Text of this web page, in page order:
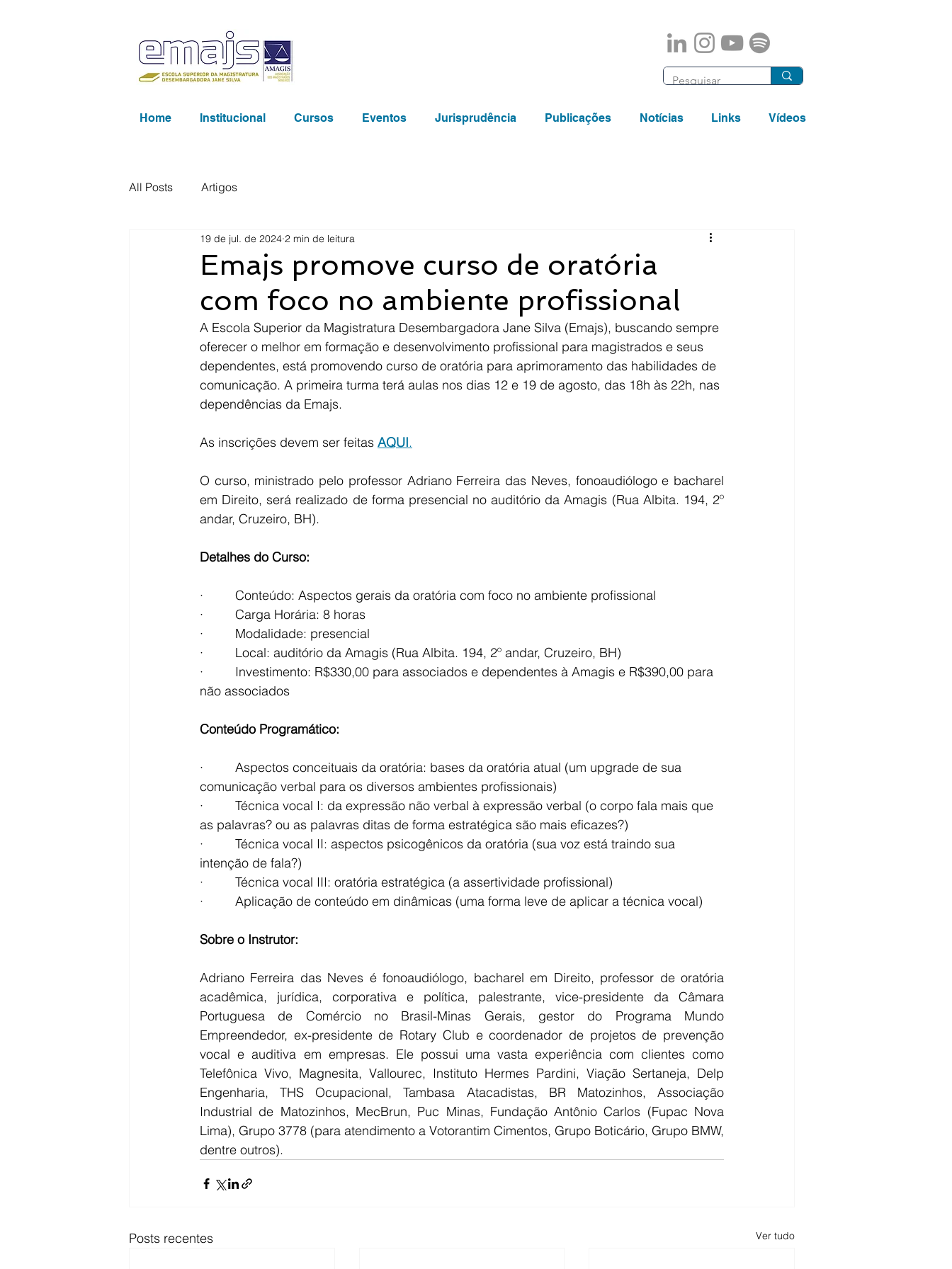
Home Institucional Cursos Eventos Jurisprudência Publicações Notícias Links Vídeos
All Posts Artigos
Emajs promove curso de oratória
com foco no ambiente profissional
19 de jul. de 2024 2 min de leitura
A Escola Superior da Magistratura Desembargadora Jane Silva (Emajs), buscando sempre
oferecer o melhor em formação e desenvolvimento profissional para magistrados e seus
dependentes, está promovendo curso de oratória para aprimoramento das habilidades de
comunicação. A primeira turma terá aulas nos dias 12 e 19 de agosto, das 18h às 22h, nas
dependências da Emajs.
As inscrições devem ser feitas AQUI.
O curso, ministrado pelo professor Adriano Ferreira das Neves, fonoaudiólogo e bacharel
em Direito, será realizado de forma presencial no auditório da Amagis (Rua Albita. 194, 2º
andar, Cruzeiro, BH).
Detalhes do Curso:
·         Conteúdo: Aspectos gerais da oratória com foco no ambiente profissional
·         Carga Horária: 8 horas
·         Modalidade: presencial
·         Local: auditório da Amagis (Rua Albita. 194, 2º andar, Cruzeiro, BH)
·         Investimento: R$330,00 para associados e dependentes à Amagis e R$390,00 para
não associados
Conteúdo Programático:
·         Aspectos conceituais da oratória: bases da oratória atual (um upgrade de sua
comunicação verbal para os diversos ambientes profissionais)
·         Técnica vocal I: da expressão não verbal à expressão verbal (o corpo fala mais que
as palavras? ou as palavras ditas de forma estratégica são mais eficazes?)
·         Técnica vocal II: aspectos psicogênicos da oratória (sua voz está traindo sua
intenção de fala?)
·         Técnica vocal III: oratória estratégica (a assertividade profissional)
·         Aplicação de conteúdo em dinâmicas (uma forma leve de aplicar a técnica vocal)
Sobre o Instrutor:
Adriano Ferreira das Neves é fonoaudiólogo, bacharel em Direito, professor de oratória
acadêmica, jurídica, corporativa e política, palestrante, vice-presidente da Câmara
Portuguesa de Comércio no Brasil-Minas Gerais, gestor do Programa Mundo
Empreendedor, ex-presidente de Rotary Club e coordenador de projetos de prevenção
vocal e auditiva em empresas. Ele possui uma vasta experiência com clientes como
Telefônica Vivo, Magnesita, Vallourec, Instituto Hermes Pardini, Viação Sertaneja, Delp
Engenharia, THS Ocupacional, Tambasa Atacadistas, BR Matozinhos, Associação
Industrial de Matozinhos, MecBrun, Puc Minas, Fundação Antônio Carlos (Fupac Nova
Lima), Grupo 3778 (para atendimento a Votorantim Cimentos, Grupo Boticário, Grupo BMW,
dentre outros).
Posts recentes Ver tudo